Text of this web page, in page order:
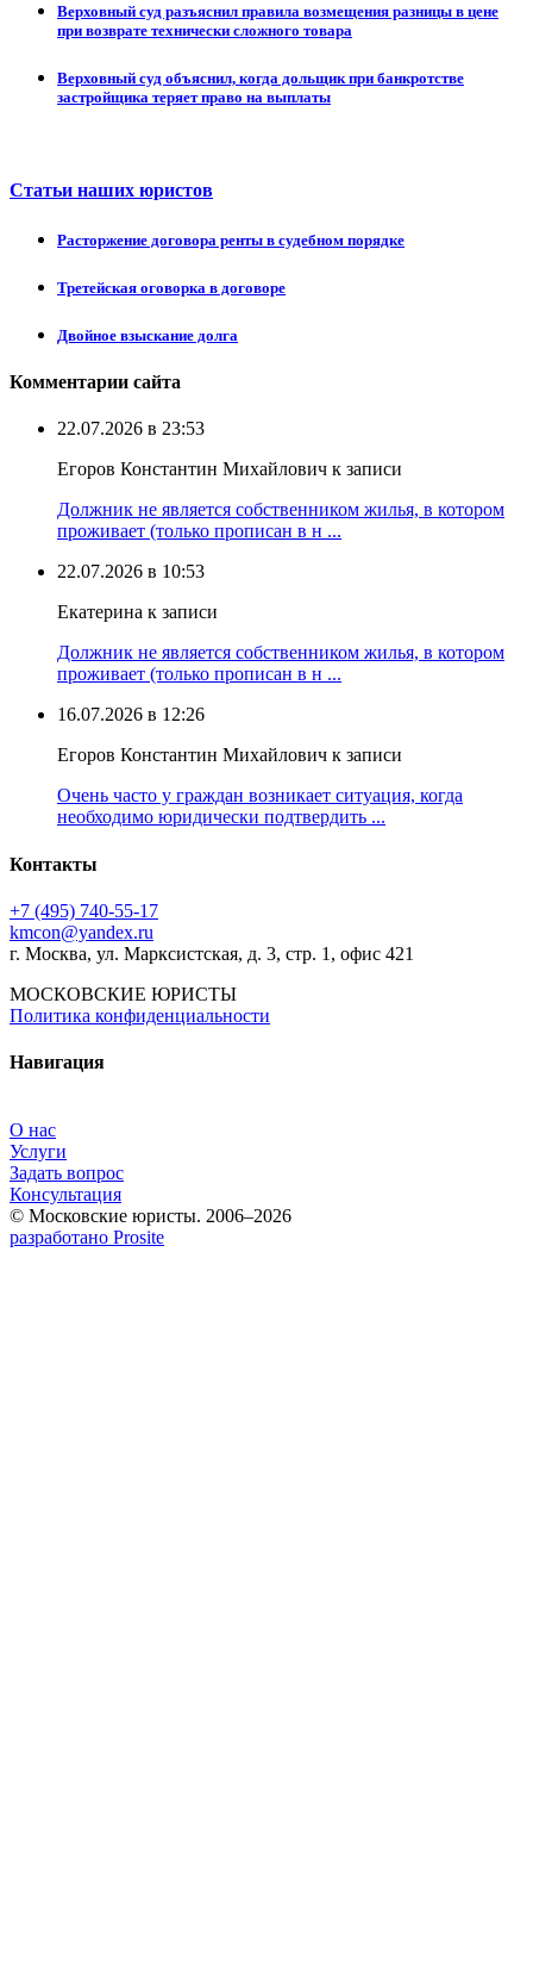
Верховный суд разъяснил правила возмещения разницы в цене
при возврате технически сложного товара
Верховный суд объяснил, когда дольщик при банкротстве
застройщика теряет право на выплаты
Статьи наших юристов
Расторжение договора ренты в судебном порядке
Третейская оговорка в договоре
Двойное взыскание долга
Комментарии сайта
22.07.2026 в 23:53
Егоров Константин Михайлович к записи
Должник не является собственником жилья, в котором
проживает (только прописан в н ...
22.07.2026 в 10:53
Екатерина к записи
Должник не является собственником жилья, в котором
проживает (только прописан в н ...
16.07.2026 в 12:26
Егоров Константин Михайлович к записи
Очень часто у граждан возникает ситуация, когда
необходимо юридически подтвердить ...
Контакты
+7 (495) 740‑55‑17
kmcon@yandex.ru
г. Москва, ул. Марксистская, д. 3, стр. 1, офис 421
МОСКОВСКИЕ ЮРИСТЫ
Политика конфиденциальности
Навигация
О нас
Услуги
Задать вопрос
Консультация
© Московские юристы. 2006–2026
разработано Prosite